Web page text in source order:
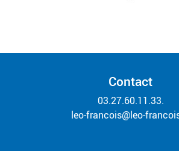
Contact
03.27.60.11.33.
leo-francois@leo-